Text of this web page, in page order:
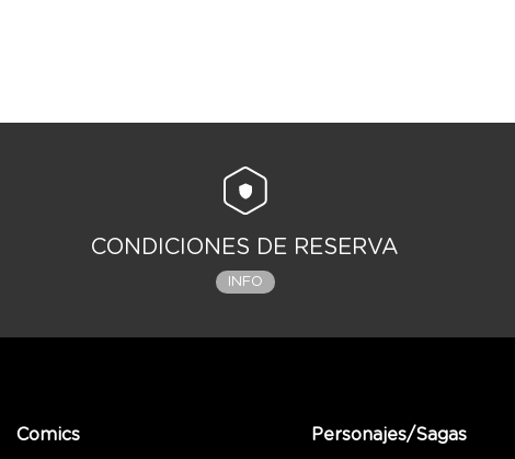
CONDICIONES DE RESERVA
INFO
Comics Personajes/Sagas